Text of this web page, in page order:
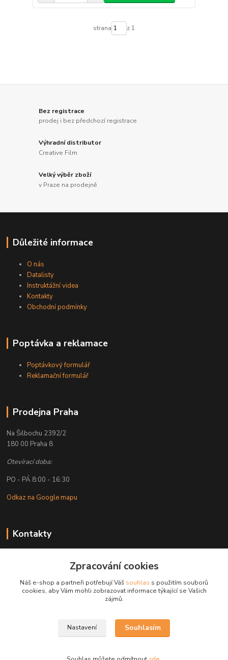
strana z 1
Bez registrace
prodej i bez předchozí registrace
Výhradní distributor
Creative Film
Velký výběr zboží
v Praze na prodejně
Důležité informace
O nás
Datalisty
Instruktážní videa
Kontakty
Obchodní podmínky
Poptávka a reklamace
Poptávkový formulář
Reklamační formulář
Prodejna Praha
Na Šilbochu 2392/2
180 00 Praha 8
Otevírací doba:
PO - PÁ 8:00 - 16:30
Odkaz na Google mapu
Kontakty
+ 420 608 777 028
obchod@golemreklama.cz
Zpracování cookies
Náš e-shop a partneři potřebují Váš souhlas s použitím souborů
cookies, aby Vám mohli zobrazovat informace týkající se Vašich
zájmů.
Nastavení Souhlasím